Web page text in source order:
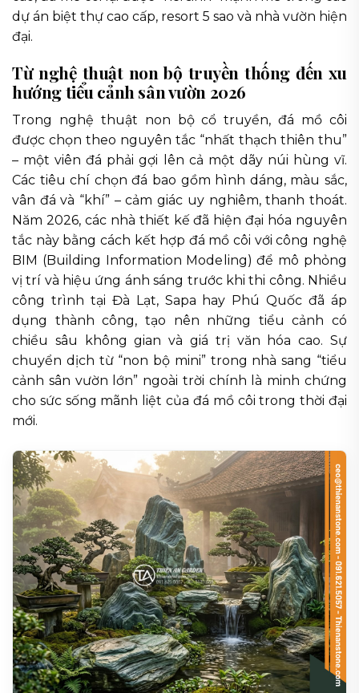
dự án biệt thự cao cấp, resort 5 sao và nhà vườn hiện
đại.
Từ nghệ thuật non bộ truyền thống đến xu
hướng tiểu cảnh sân vườn 2026
Trong nghệ thuật non bộ cổ truyền, đá mồ côi
được chọn theo nguyên tắc “nhất thạch thiên thu”
– một viên đá phải gợi lên cả một dãy núi hùng vĩ.
Các tiêu chí chọn đá bao gồm hình dáng, màu sắc,
vân đá và “khí” – cảm giác uy nghiêm, thanh thoát.
Năm 2026, các nhà thiết kế đã hiện đại hóa nguyên
tắc này bằng cách kết hợp đá mồ côi với công nghệ
BIM (Building Information Modeling) để mô phỏng
vị trí và hiệu ứng ánh sáng trước khi thi công. Nhiều
công trình tại Đà Lạt, Sapa hay Phú Quốc đã áp
dụng thành công, tạo nên những tiểu cảnh có
chiều sâu không gian và giá trị văn hóa cao. Sự
chuyển dịch từ “non bộ mini” trong nhà sang “tiểu
cảnh sân vườn lớn” ngoài trời chính là minh chứng
cho sức sống mãnh liệt của đá mồ côi trong thời đại
mới.